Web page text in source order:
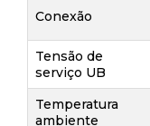
Conexão
Tensão de
serviço UB
Temperatura
ambiente